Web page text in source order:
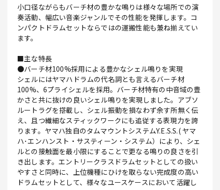
小口径ながらもバーチ材の豊かな鳴りは様々な場所での演
奏活動、幅広い音楽ジャンルでその性能を発揮します。コ
ンパクトドラムセットならではの運搬性能も兼ね揃えてい
ます。
■主な特長
●バーチ材100%採用による豊かなシェル鳴りを実現
シェルにはヤマハドラムの代名詞とも言えるバーチ材
100%、6プライシェルを採用。バーチ材特有の中音域の豊
かさと共に抜けの良いシェル鳴りを実現しました。アブソ
ルートラグを搭載し、シェル振動を損なわず余す所無く伝
え、且つ繊細なスティックワークにも追従する表現力を誇
ります。ヤマハ独自のタムマウントシステムY.E.S.S.( ヤマ
ハ･エンハンスト・サスティーン・システム）により、シェ
ルとの接触面を最小限にすることで更なる鳴りの良さを引
き出します。エントリークラスドラムセットとしての扱い
やすさと同時に、上位機種にひけを取らない完成度の高い
ドラムセットとして、様々なユースケースにおいて活躍し